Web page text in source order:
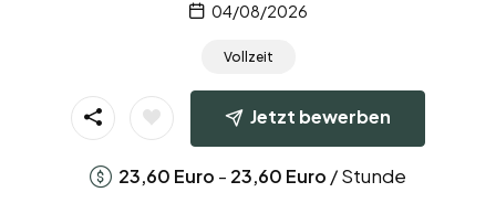
04/08/2026
Vollzeit
Jetzt bewerben
23,60 Euro - 23,60 Euro / Stunde